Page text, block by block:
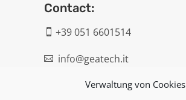
Verwaltung von Cookies
Contact:
 +39 051 6601514
 info@geatech.it
UNI EN ISO 9001: 2015